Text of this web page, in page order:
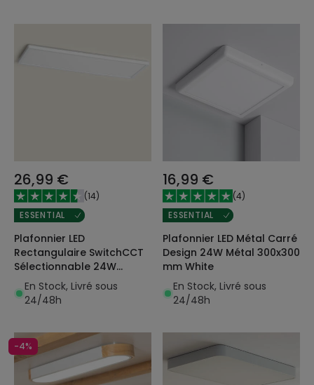
26,99 €
(14)
ESSENTIAL
Plafonnier LED
Rectangulaire SwitchCCT
Sélectionnable 24W
Double Face 580x200 mm
En Stock, Livré sous
24/48h
16,99 €
(4)
ESSENTIAL
Plafonnier LED Métal Carré
Design 24W Métal 300x300
mm White
En Stock, Livré sous
24/48h
-4%